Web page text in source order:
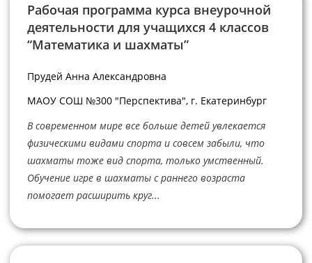
Рабочая программа курса внеурочной
деятельности для учащихся 4 классов
“Математика и шахматы”
Прудей Анна Александровна
МАОУ СОШ №300 "Перспектива", г. Екатеринбург
В современном мире все больше детей увлекается
физическими видами спорта и совсем забыли, что
шахматы тоже вид спорта, только умственный.
Обучение игре в шахматы с раннего возраста
помогает расширить круг...